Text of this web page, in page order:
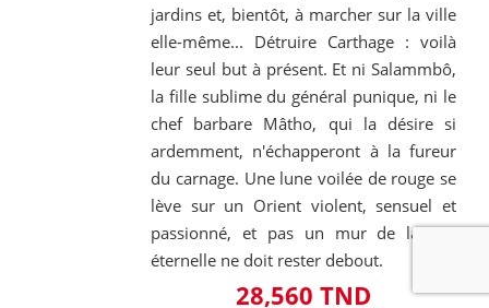
jardins et, bientôt, à marcher sur la ville
elle-même... Détruire Carthage : voilà
leur seul but à présent. Et ni Salammbô,
la fille sublime du général punique, ni le
chef barbare Mâtho, qui la désire si
ardemment, n'échapperont à la fureur
du carnage. Une lune voilée de rouge se
lève sur un Orient violent, sensuel et
passionné, et pas un mur de la cité
éternelle ne doit rester debout.
28,560 TND